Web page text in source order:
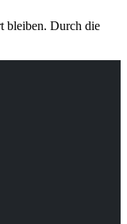
bleiben. Durch die